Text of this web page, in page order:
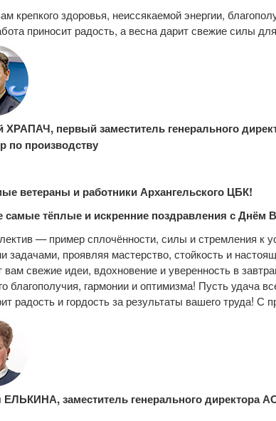
крепкого здоровья, неиссякаемой энергии,
приносит радость, а весна дарит свежие силы
ХРАПАЧ, первый заместитель генерального
по производству
ветераны и работники Архангельского ЦБК!
самые тёплые и искренние поздравления с Днём
— пример сплочённости, силы и стремления к
задачами, проявляя мастерство, стойкость и
вам свежие идеи, вдохновение и уверенность в
благополучия, гармонии и оптимизма! Пусть удача
радость и гордость за результаты вашего труда! С
ЕЛЬКИНА, заместитель генерального директора